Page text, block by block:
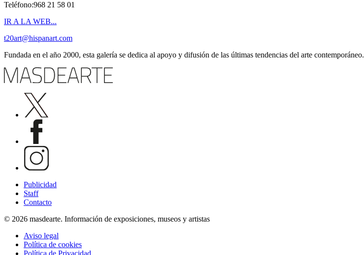
Teléfono:968 21 58 01
IR A LA WEB...
t20art@hispanart.com
Fundada en el año 2000, esta galería se dedica al apoyo y difusión de las últimas tendencias del arte contemporáneo.
Publicidad
Staff
Contacto
© 2026 masdearte. Información de exposiciones, museos y artistas
Aviso legal
Política de cookies
Política de Privacidad